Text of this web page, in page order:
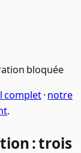
bloquée
complet· notre
.
: trois